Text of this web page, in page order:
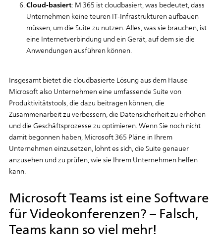
Cloud-basiert: M 365 ist cloudbasiert, was bedeutet, dass
Unternehmen keine teuren IT-Infrastrukturen aufbauen
müssen, um die Suite zu nutzen. Alles, was sie brauchen, ist
eine Internetverbindung und ein Gerät, auf dem sie die
Anwendungen ausführen können.
Insgesamt bietet die cloudbasierte Lösung aus dem Hause
Microsoft also Unternehmen eine umfassende Suite von
Produktivitätstools, die dazu beitragen können, die
Zusammenarbeit zu verbessern, die Datensicherheit zu erhöhen
und die Geschäftsprozesse zu optimieren. Wenn Sie noch nicht
damit begonnen haben, Microsoft 365 Pläne in Ihrem
Unternehmen einzusetzen, lohnt es sich, die Suite genauer
anzusehen und zu prüfen, wie sie Ihrem Unternehmen helfen
kann.
Microsoft Teams ist eine Software
für Videokonferenzen? – Falsch,
Teams kann so viel mehr!